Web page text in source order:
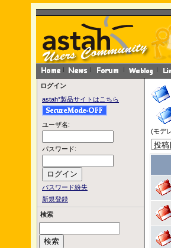
ログイン
astah*製品サイトはこちら
ユーザ名:
パスワード:
パスワード紛失
新規登録
検索
(モデ